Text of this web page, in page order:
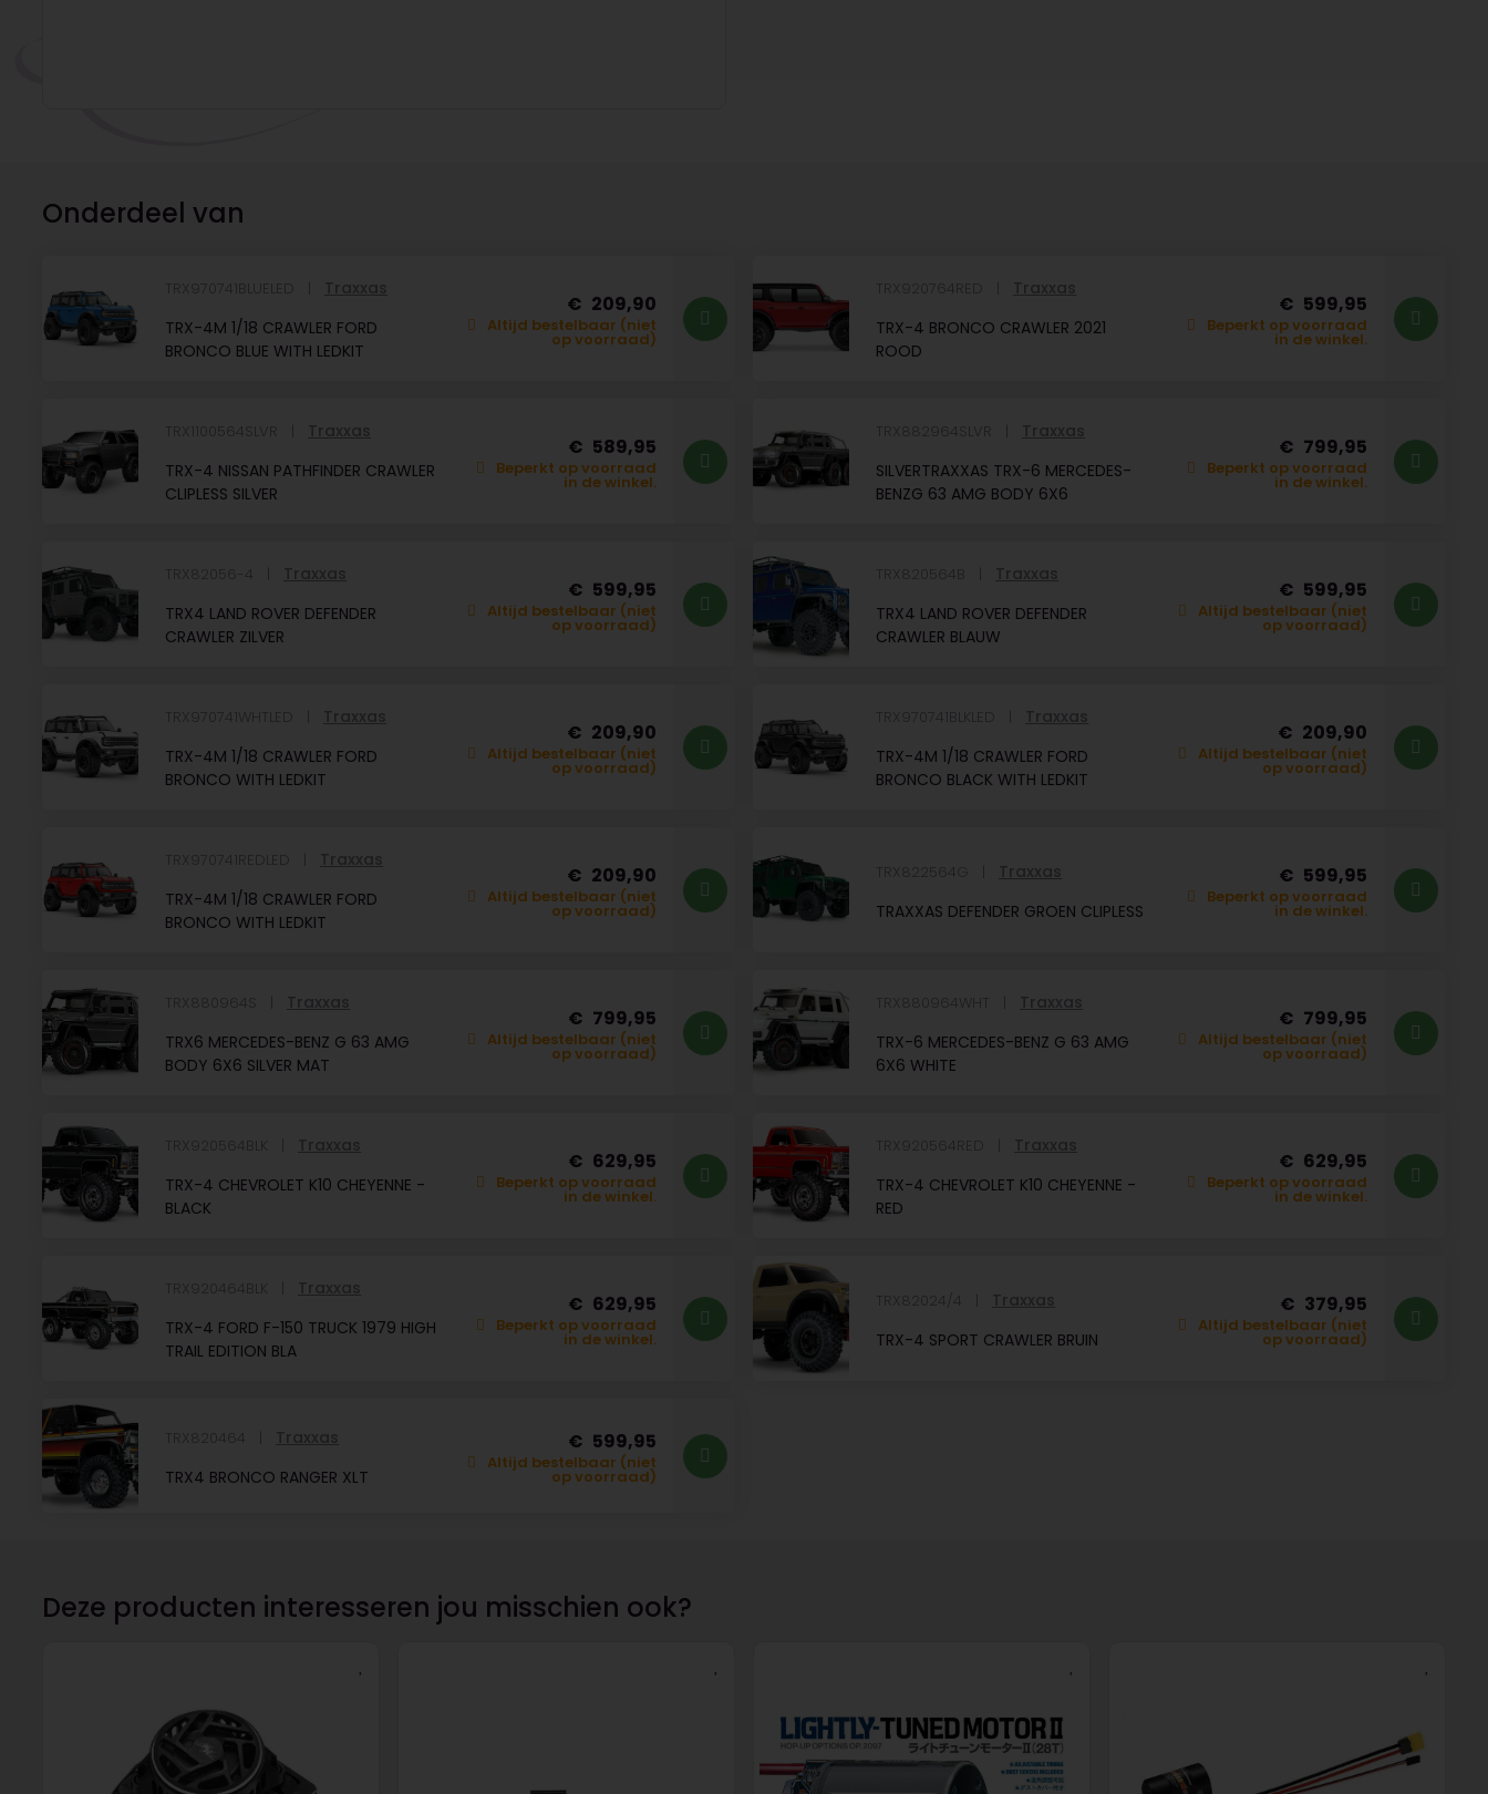
Onderdeel van
TRX970741BLUELED
Traxxas
TRX-4M 1/18 CRAWLER FORD
BRONCO BLUE WITH LEDKIT
209,90
Altijd bestelbaar (niet
op voorraad)
TRX920764RED
Traxxas
TRX-4 BRONCO CRAWLER 2021
ROOD
599,95
Beperkt op voorraad
in de winkel.
TRX1100564SLVR
Traxxas
TRX-4 NISSAN PATHFINDER CRAWLER
CLIPLESS SILVER
589,95
Beperkt op voorraad
in de winkel.
TRX882964SLVR
Traxxas
SILVERTRAXXAS TRX-6 MERCEDES-
BENZG 63 AMG BODY 6X6
799,95
Beperkt op voorraad
in de winkel.
TRX82056-4
Traxxas
TRX4 LAND ROVER DEFENDER
CRAWLER ZILVER
599,95
Altijd bestelbaar (niet
op voorraad)
TRX820564B
Traxxas
TRX4 LAND ROVER DEFENDER
CRAWLER BLAUW
599,95
Altijd bestelbaar (niet
op voorraad)
TRX970741WHTLED
Traxxas
TRX-4M 1/18 CRAWLER FORD
BRONCO WITH LEDKIT
209,90
Altijd bestelbaar (niet
op voorraad)
TRX970741BLKLED
Traxxas
TRX-4M 1/18 CRAWLER FORD
BRONCO BLACK WITH LEDKIT
209,90
Altijd bestelbaar (niet
op voorraad)
TRX970741REDLED
Traxxas
TRX-4M 1/18 CRAWLER FORD
BRONCO WITH LEDKIT
209,90
Altijd bestelbaar (niet
op voorraad)
TRX822564G
Traxxas
TRAXXAS DEFENDER GROEN CLIPLESS
599,95
Beperkt op voorraad
in de winkel.
TRX880964S
Traxxas
TRX6 MERCEDES-BENZ G 63 AMG
BODY 6X6 SILVER MAT
799,95
Altijd bestelbaar (niet
op voorraad)
TRX880964WHT
Traxxas
TRX-6 MERCEDES-BENZ G 63 AMG
6X6 WHITE
799,95
Altijd bestelbaar (niet
op voorraad)
TRX920564BLK
Traxxas
TRX-4 CHEVROLET K10 CHEYENNE -
BLACK
629,95
Beperkt op voorraad
in de winkel.
TRX920564RED
Traxxas
TRX-4 CHEVROLET K10 CHEYENNE -
RED
629,95
Beperkt op voorraad
in de winkel.
TRX920464BLK
Traxxas
TRX-4 FORD F-150 TRUCK 1979 HIGH
TRAIL EDITION BLA
629,95
Beperkt op voorraad
in de winkel.
TRX82024/4
Traxxas
TRX-4 SPORT CRAWLER BRUIN
379,95
Altijd bestelbaar (niet
op voorraad)
TRX820464
Traxxas
TRX4 BRONCO RANGER XLT
599,95
Altijd bestelbaar (niet
op voorraad)
Deze producten interesseren jou misschien ook?